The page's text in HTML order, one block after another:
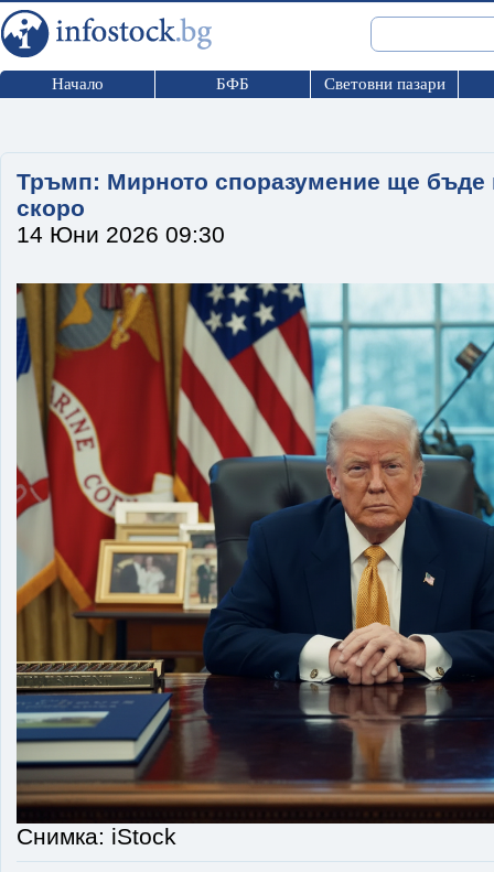
Начало БФБ Световни пазари
Тръмп: Мирното споразумение ще бъде
скоро
14 Юни 2026 09:30
Снимка: iStock